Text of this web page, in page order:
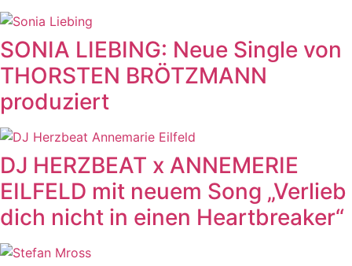
SONIA LIEBING: Neue Single von
THORSTEN BRÖTZMANN
produziert
DJ HERZBEAT x ANNEMERIE
EILFELD mit neuem Song „Verlieb
dich nicht in einen Heartbreaker“